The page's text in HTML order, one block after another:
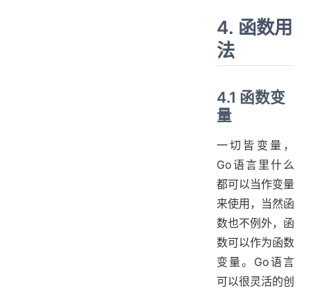
4. 函数用
法
4.1 函数变
量
一切皆变量，
Go语言里什么
都可以当作变量
来使用，当然函
数也不例外，函
数可以作为函数
变量。Go语言
可以很灵活的创